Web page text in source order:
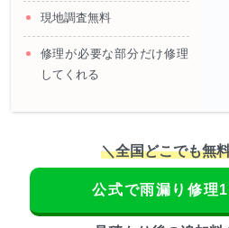
現地調査無料
修理が必要な部分だけ修理
してくれる
＼全国どこでも無
公式で雨漏り修理